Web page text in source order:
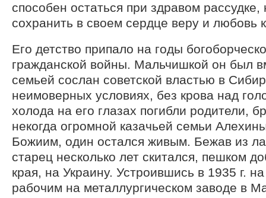
способен остаться при здравом рассудке,
сохранить в своем сердце веру и любовь
Его детство припало на годы
гражданской войны. Мальчишкой он был
семьей сослан советской властью в
неимоверных условиях, без крова над
холода на его глазах погибли родители,
некогда огромной казачьей семьи
Божиим, один остался живым. Бежав из
старец несколько лет скитался, пешком
края, на Украину. Устроившись в 1935 г.
рабочим на металлургическом заводе в